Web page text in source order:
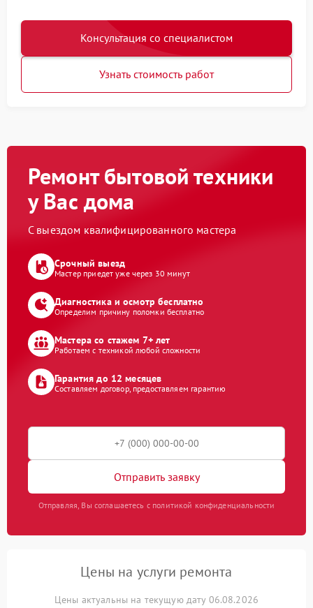
Консультация со специалистом
Узнать стоимость работ
Ремонт бытовой техники
у Вас дома
С выездом квалифицированного мастера
Срочный выезд
Мастер приедет уже через 30 минут
Диагностика и осмотр бесплатно
Определим причину поломки бесплатно
Мастера со стажем 7+ лет
Работаем с техникой любой сложности
Гарантия до 12 месяцев
Составляем договор, предоставляем гарантию
Отправить заявку
Отправляя, Вы соглашаетесь с политикой конфиденциальности
Цены на услуги ремонта
Цены актуальны на текущую дату 06.08.2026